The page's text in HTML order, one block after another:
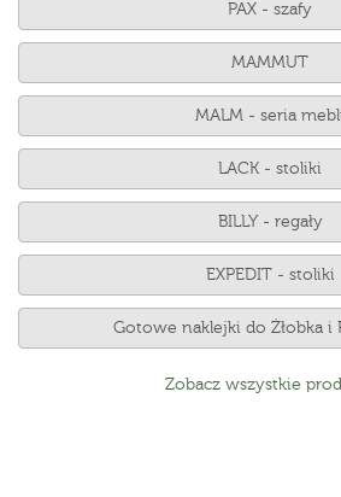
PAX - szafy
MAMMUT
MALM - seria
LACK - stoliki
BILLY - regały
EXPEDIT - stoliki
Gotowe naklejki do Żłobka i
Zobacz wszystkie